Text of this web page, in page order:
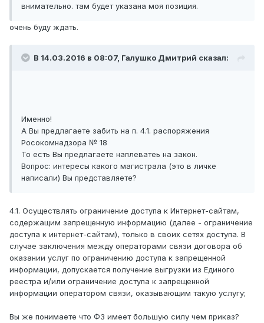
внимательно. там будет указана моя позиция.
очень буду ждать.
В 14.03.2016 в 08:07, Галушко Дмитрий сказал:
Именно!
А Вы предлагаете забить на п. 4.1. распоряжения
Росокомнадзора № 18
То есть Вы предлагаете наплеватеь на закон.
Вопрос: интересы какого магистрала (это в личке
написали) Вы представляете?
4.1. Осуществлять ограничение доступа к Интернет-сайтам,
содержащим запрещенную информацию (далее - ограничение
доступа к интернет-сайтам), только в своих сетях доступа. В
случае заключения между операторами связи договора об
оказании услуг по ограничению доступа к запрещенной
информации, допускается получение выгрузки из Единого
реестра и/или ограничение доступа к запрещенной
информации оператором связи, оказывающим такую услугу;
Вы же понимаете что ФЗ имеет большую силу чем приказ?